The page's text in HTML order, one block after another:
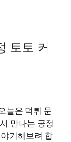
토토 커
늘은 먹튀 문
만나는 공정
기해보려 합